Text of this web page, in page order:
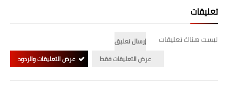
نتائج القبول المركزي
تعليقات
ليست هناك تعليقات
إرسال تعليق
عرض التعليقات فقط
عرض التعليقات والردود